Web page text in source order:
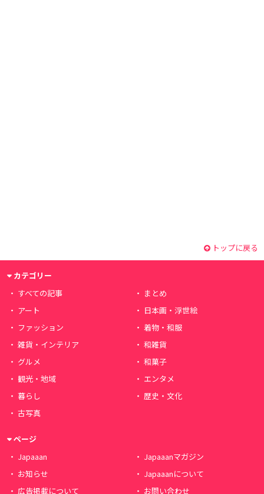
トップに戻る
カテゴリー
すべての記事
まとめ
アート
日本画・浮世絵
ファッション
着物・和服
雑貨・インテリア
和雑貨
グルメ
和菓子
観光・地域
エンタメ
暮らし
歴史・文化
古写真
ページ
Japaaan
Japaaanマガジン
お知らせ
Japaaanについて
広告掲載について
お問い合わせ